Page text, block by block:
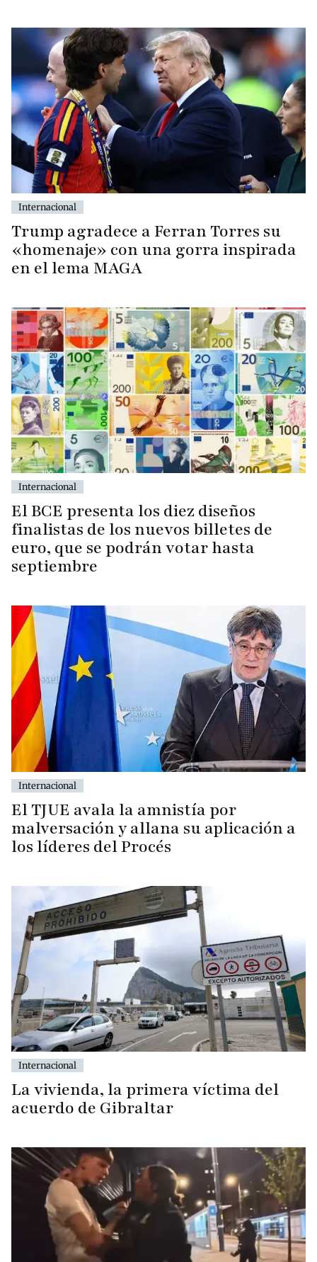
Internacional
Trump agradece a Ferran Torres su
«homenaje» con una gorra inspirada
en el lema MAGA
Internacional
El BCE presenta los diez diseños
finalistas de los nuevos billetes de
euro, que se podrán votar hasta
septiembre
Internacional
El TJUE avala la amnistía por
malversación y allana su aplicación a
los líderes del Procés
Internacional
La vivienda, la primera víctima del
acuerdo de Gibraltar